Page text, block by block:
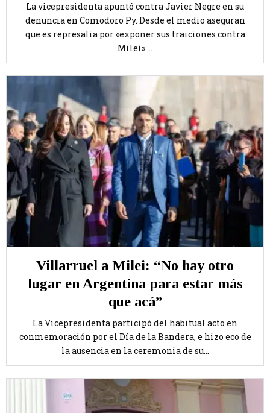
La vicepresidenta apuntó contra Javier Negre en su
denuncia en Comodoro Py. Desde el medio aseguran
que es represalia por «exponer sus traiciones contra
Milei»....
Villarruel a Milei: “No hay otro
lugar en Argentina para estar más
que acá”
La Vicepresidenta participó del habitual acto en
conmemoración por el Día de la Bandera, e hizo eco de
la ausencia en la ceremonia de su...